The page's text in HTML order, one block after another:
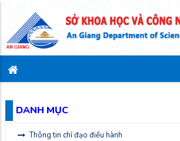
DANH MỤC
Thông tin chỉ đạo điều hành